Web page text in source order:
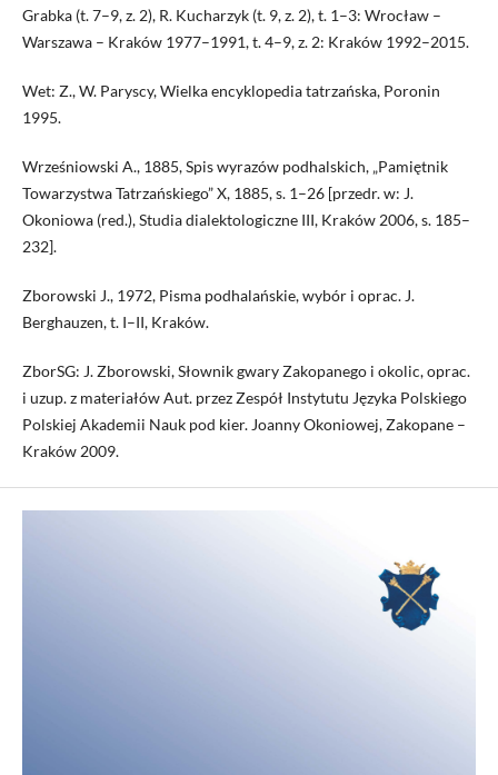
Grabka (t. 7–9, z. 2), R. Kucharzyk (t. 9, z. 2), t. 1–3: Wrocław –
Warszawa – Kraków 1977–1991, t. 4–9, z. 2: Kraków 1992–2015.
Wet: Z., W. Paryscy, Wielka encyklopedia tatrzańska, Poronin
1995.
Wrześniowski A., 1885, Spis wyrazów podhalskich, „Pamiętnik
Towarzystwa Tatrzańskiego” X, 1885, s. 1–26 [przedr. w: J.
Okoniowa (red.), Studia dialektologiczne III, Kraków 2006, s. 185–
232].
Zborowski J., 1972, Pisma podhalańskie, wybór i oprac. J.
Berghauzen, t. I–II, Kraków.
ZborSG: J. Zborowski, Słownik gwary Zakopanego i okolic, oprac.
i uzup. z materiałów Aut. przez Zespół Instytutu Języka Polskiego
Polskiej Akademii Nauk pod kier. Joanny Okoniowej, Zakopane –
Kraków 2009.